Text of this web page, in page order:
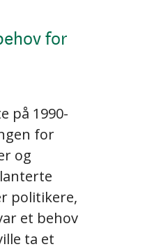
for
på 1990-
for
og
politikere,
et behov
ta et